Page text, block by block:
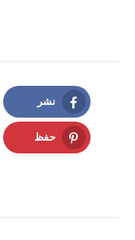
نشر
Facebook
حفظ